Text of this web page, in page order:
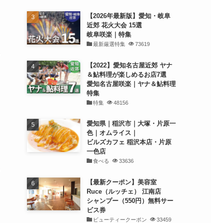
【2026年最新版】愛知・岐阜
近郊 花火大会 15選
岐阜咲楽｜特集
最新厳選特集 73619
【2022】愛知名古屋近郊 ヤナ
＆鮎料理が楽しめるお店7選
愛知名古屋咲楽｜ヤナ＆鮎料理
特集
特集 48156
愛知県｜稲沢市｜大塚・片原一
色｜オムライス｜
ビルズカフェ 稲沢本店・片原
一色店
食べる 33636
【最新クーポン】美容室
Ruce（ルッチェ） 江南店
シャンプー（550円）無料サー
ビス券
ビューティークーポン 33459